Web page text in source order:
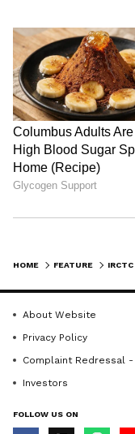
4
7
ప్రయాగ్‌రాజ్ త్రివేణి
వారణాసి
ఉదయం బ్రేక్‌ఫాస్ట్
అవుతుంది. అక్కడ
ఉత్తరాన ఉన్న
HOME FEATURE
About Website
Privacy Policy
Complaint Redressal -
Investors
FOLLOW US ON